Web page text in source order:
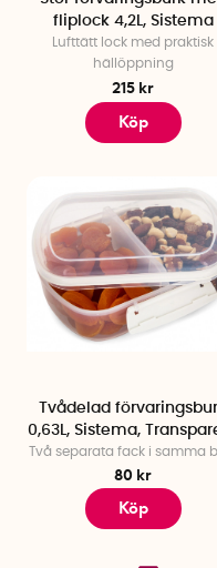
fliplock 4,2L, Sistema
Lufttätt lock med praktisk
hällöppning
215 kr
Köp
Tvådelad
0,63L, Sistema,
Två separata fack i samma
80 kr
Köp